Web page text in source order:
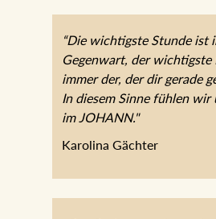
“Die wichtigste Stunde ist
Gegenwart, der wichtigste
immer der, der dir gerade
gegenübersteht. In
wir uns sehr wohl im
Karolina Gächter